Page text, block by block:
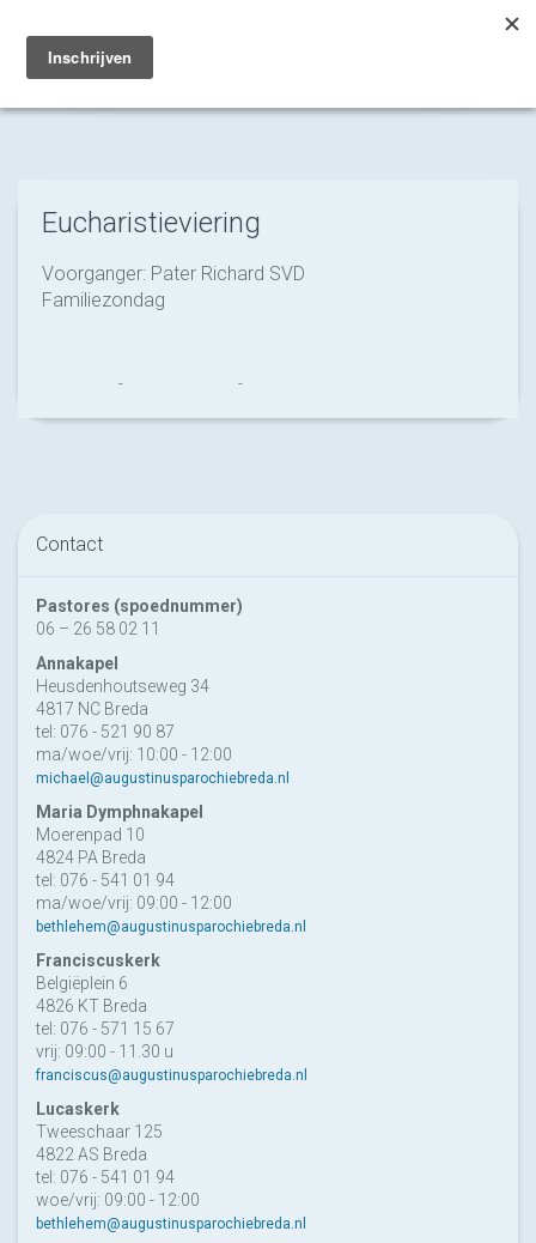
Toggle
navigation
Eucharistieviering
Voorganger: Pater Richard SVD
Familiezondag
- -
Contact
Pastores (spoednummer)
06 – 26 58 02 11
Annakapel
Heusdenhoutseweg 34
4817 NC Breda
tel: 076 - 521 90 87
ma/woe/vrij: 10:00 - 12:00
michael@augustinusparochiebreda.nl
Maria Dymphnakapel
Moerenpad 10
4824 PA Breda
tel: 076 - 541 01 94
ma/woe/vrij: 09:00 - 12:00
bethlehem@augustinusparochiebreda.nl
Franciscuskerk
Belgiëplein 6
4826 KT Breda
tel: 076 - 571 15 67
vrij: 09:00 - 11.30 u
franciscus@augustinusparochiebreda.nl
Lucaskerk
Tweeschaar 125
4822 AS Breda
tel: 076 - 541 01 94
woe/vrij: 09:00 - 12:00
bethlehem@augustinusparochiebreda.nl